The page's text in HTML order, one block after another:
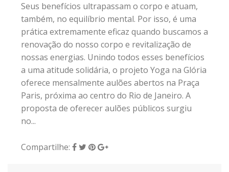
Seus benefícios ultrapassam o corpo e atuam,
também, no equilíbrio mental. Por isso, é uma
prática extremamente eficaz quando buscamos a
renovação do nosso corpo e revitalização de
nossas energias. Unindo todos esses benefícios
a uma atitude solidária, o projeto Yoga na Glória
oferece mensalmente aulões abertos na Praça
Paris, próxima ao centro do Rio de Janeiro. A
proposta de oferecer aulões públicos surgiu
no...
Compartilhe: